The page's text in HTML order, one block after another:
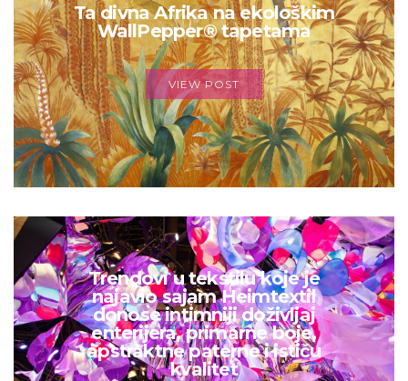
Ta divna Afrika na ekološkim
WallPepper® tapetama
VIEW POST
Trendovi u tekstilu koje je
najavio sajam Heimtextil
donose intimniji doživljaj
enterijera, primarne boje,
apstraktne paterne i ističu
kvalitet